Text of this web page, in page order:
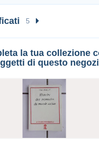
5
la tua collezione
di questo